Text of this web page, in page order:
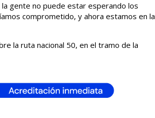
gente no puede estar esperando los
comprometido, y ahora estamos en la
la ruta nacional 50, en el tramo de la